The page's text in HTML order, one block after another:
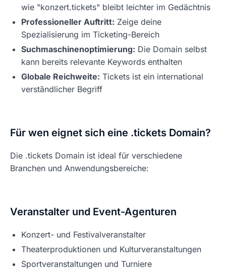
wie "konzert.tickets" bleibt leichter im Gedächtnis
Professioneller Auftritt: Zeige deine
Spezialisierung im Ticketing-Bereich
Suchmaschinenoptimierung: Die Domain selbst
kann bereits relevante Keywords enthalten
Globale Reichweite: Tickets ist ein international
verständlicher Begriff
Für wen eignet sich eine .tickets Domain?
Die .tickets Domain ist ideal für verschiedene
Branchen und Anwendungsbereiche:
Veranstalter und Event-Agenturen
Konzert- und Festivalveranstalter
Theaterproduktionen und Kulturveranstaltungen
Sportveranstaltungen und Turniere